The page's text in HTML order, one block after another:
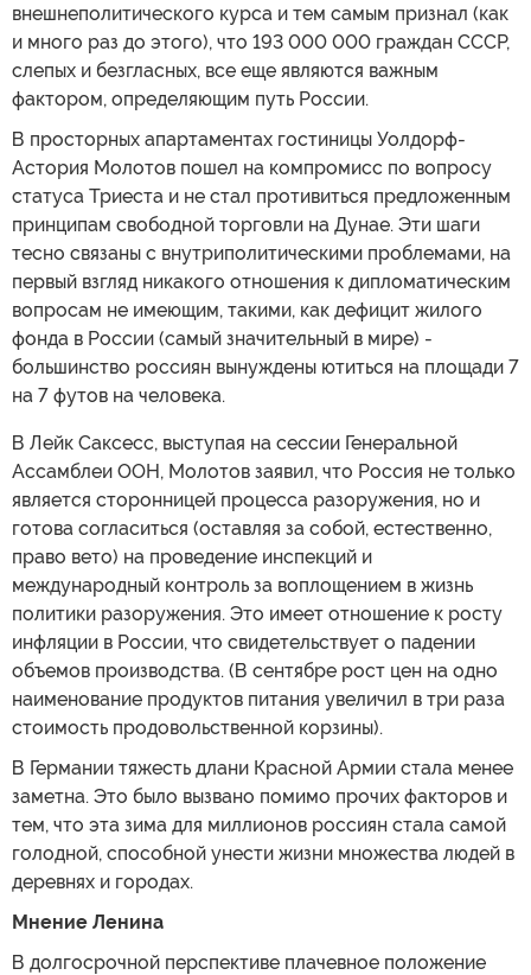
внешнеполитического курса и тем самым признал (как
и много раз до этого), что 193 000 000 граждан СССР,
слепых и безгласных, все еще являются важным
фактором, определяющим путь России.
В просторных апартаментах гостиницы Уолдорф-
Астория Молотов пошел на компромисс по вопросу
статуса Триеста и не стал противиться предложенным
принципам свободной торговли на Дунае. Эти шаги
тесно связаны с внутриполитическими проблемами, на
первый взгляд никакого отношения к дипломатическим
вопросам не имеющим, такими, как дефицит жилого
фонда в России (самый значительный в мире) -
большинство россиян вынуждены ютиться на площади 7
на 7 футов на человека.
В Лейк Саксесс, выступая на сессии Генеральной
Ассамблеи ООН, Молотов заявил, что Россия не только
является сторонницей процесса разоружения, но и
готова согласиться (оставляя за собой, естественно,
право вето) на проведение инспекций и
международный контроль за воплощением в жизнь
политики разоружения. Это имеет отношение к росту
инфляции в России, что свидетельствует о падении
объемов производства. (В сентябре рост цен на одно
наименование продуктов питания увеличил в три раза
стоимость продовольственной корзины).
В Германии тяжесть длани Красной Армии стала менее
заметна. Это было вызвано помимо прочих факторов и
тем, что эта зима для миллионов россиян стала самой
голодной, способной унести жизни множества людей в
деревнях и городах.
Мнение Ленина
В долгосрочной перспективе плачевное положение